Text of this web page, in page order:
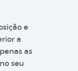
e
a
as
seu